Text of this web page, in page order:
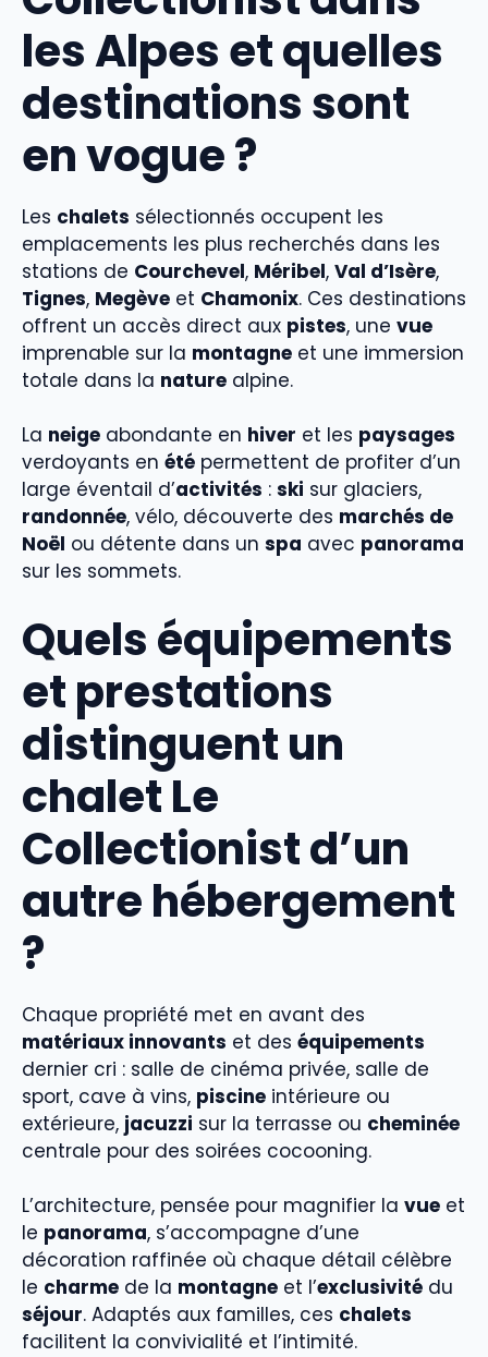
les Alpes et quelles
destinations sont
en vogue ?
Les chalets sélectionnés occupent les
emplacements les plus recherchés dans les
stations de Courchevel, Méribel, Val d’Isère,
Tignes, Megève et Chamonix. Ces destinations
offrent un accès direct aux pistes, une vue
imprenable sur la montagne et une immersion
totale dans la nature alpine.
La neige abondante en hiver et les paysages
verdoyants en été permettent de profiter d’un
large éventail d’activités : ski sur glaciers,
randonnée, vélo, découverte des marchés de
Noël ou détente dans un spa avec panorama
sur les sommets.
Quels équipements
et prestations
distinguent un
chalet Le
Collectionist d’un
autre hébergement
?
Chaque propriété met en avant des
matériaux innovants et des équipements
dernier cri : salle de cinéma privée, salle de
sport, cave à vins, piscine intérieure ou
extérieure, jacuzzi sur la terrasse ou cheminée
centrale pour des soirées cocooning.
L’architecture, pensée pour magnifier la vue et
le panorama, s’accompagne d’une
décoration raffinée où chaque détail célèbre
le charme de la montagne et l’exclusivité du
séjour. Adaptés aux familles, ces chalets
facilitent la convivialité et l’intimité.